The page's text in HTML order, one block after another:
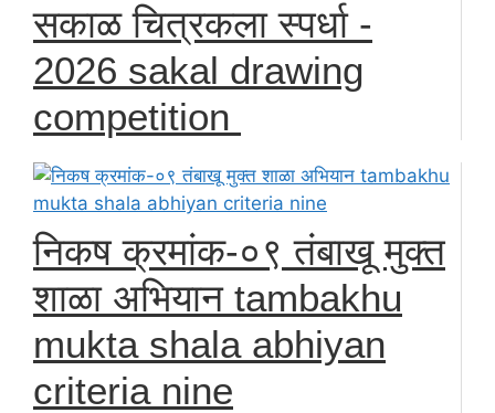
सकाळ चित्रकला स्पर्धा -
2026 sakal drawing
competition
निकष क्रमांक-०९ तंबाखू मुक्त
शाळा अभियान tambakhu
mukta shala abhiyan
criteria nine